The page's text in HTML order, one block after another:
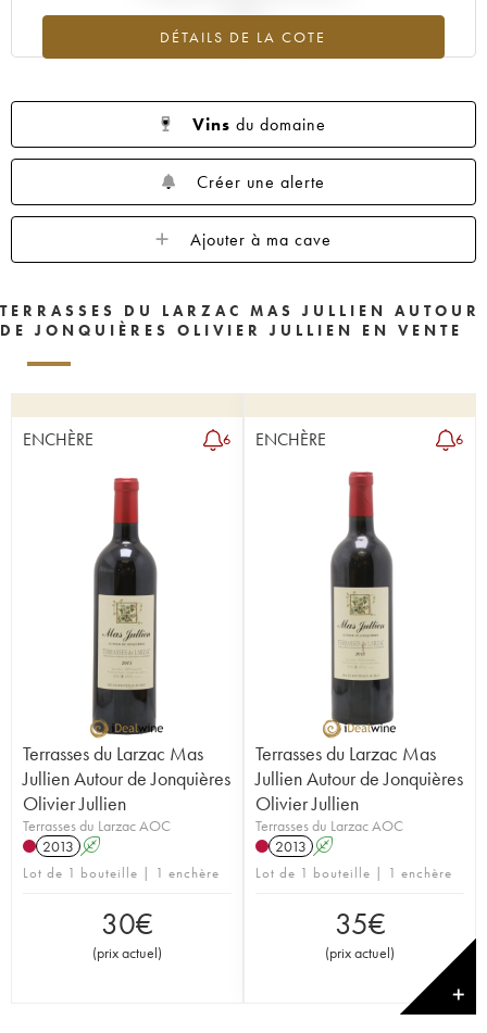
DÉTAILS DE LA COTE
Vins du domaine
Créer une alerte
Ajouter à ma cave
TERRASSES DU LARZAC MAS JULLIEN AUTOUR
DE JONQUIÈRES OLIVIER JULLIEN EN VENTE
ENCHÈRE 6
Terrasses du Larzac Mas
Jullien Autour de Jonquières
Olivier Jullien
Terrasses du Larzac AOC
2013 A
Lot de 1 bouteille | 1 enchère
30€
(prix actuel)
ENCHÈRE 6
Terrasses du Larzac Mas
Jullien Autour de Jonquières
Olivier Jullien
Terrasses du Larzac AOC
2013 A
Lot de 1 bouteille | 1 enchère
35€
(prix actuel)
✕